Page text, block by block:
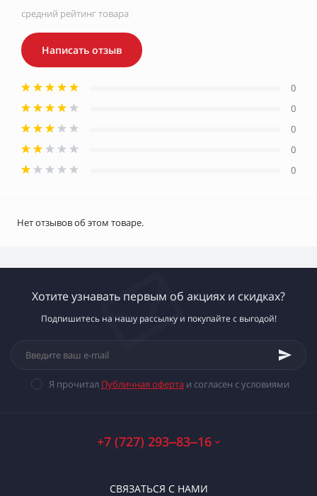
средний рейтинг товара
Написать отзыв
0
0
0
0
0
Нет отзывов об этом товаре.
Хотите узнавать первым об акциях и скидках?
Подпишитесь на нашу рассылку и покупайте с выгодой!
Я прочитал Публичная оферта и согласен с условиями
+7 (727) 293‒83‒16
СВЯЗАТЬСЯ С НАМИ